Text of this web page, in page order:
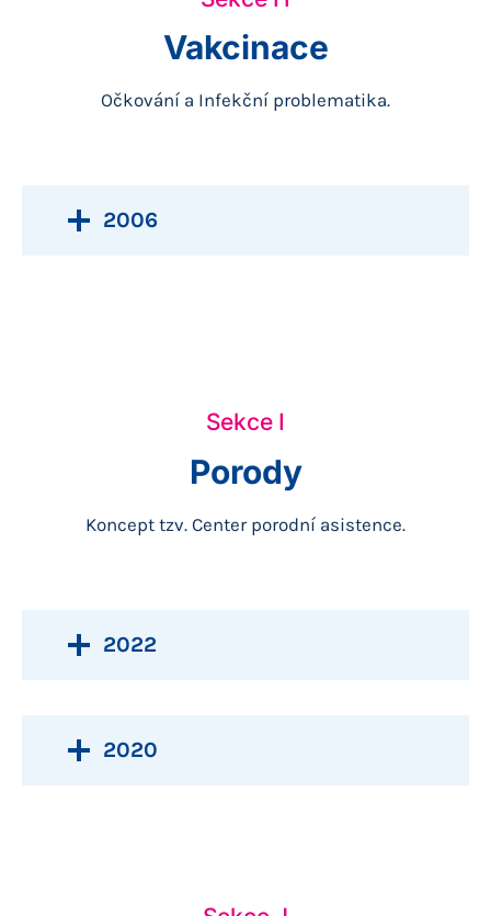
Vakcinace
Očkování a Infekční problematika.
2006
Sekce I
Porody
Koncept tzv. Center porodní asistence.
2022
2020